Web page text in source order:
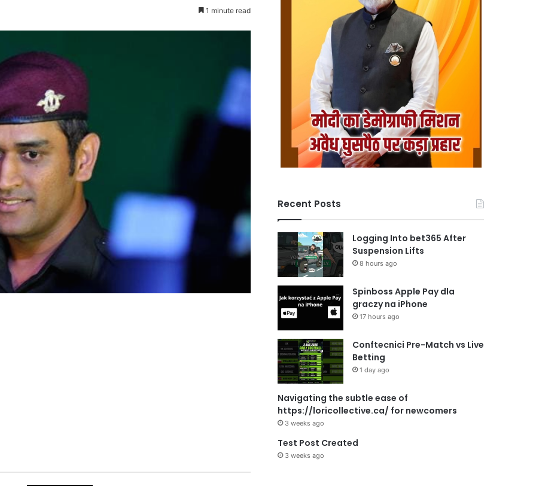
1 minute read
Recent Posts
Logging Into bet365 After
Suspension Lifts
8 hours ago
Spinboss Apple Pay dla
graczy na iPhone
17 hours ago
Conftecnici Pre-Match vs Live
Betting
1 day ago
Navigating the subtle ease of
https://loricollective.ca/ for newcomers
3 weeks ago
Test Post Created
3 weeks ago